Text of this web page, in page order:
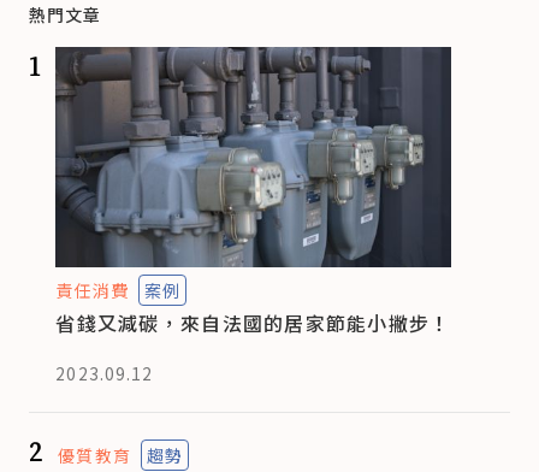
熱門文章
1
責任消費 案例
省錢又減碳，來自法國的居家節能小撇步！
2023.09.12
2 優質教育 趨勢